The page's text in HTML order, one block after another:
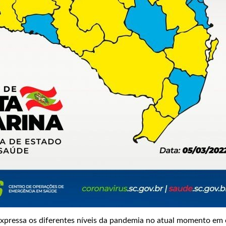
os diferentes níveis da pandemia no atual momento em